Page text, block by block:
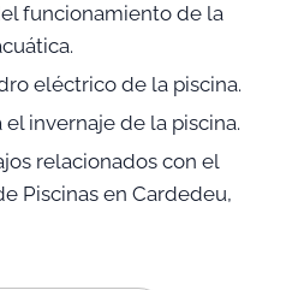
funcionamiento de la
eléctrico de la piscina.
el invernaje de la piscina.
relacionados con el
Piscinas en Cardedeu,